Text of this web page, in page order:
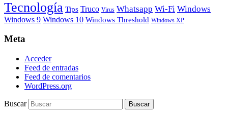
Tecnología Tips Truco Virus Whatsapp Wi-Fi Windows
Windows 9 Windows 10 Windows Threshold Windows XP
Meta
Acceder
Feed de entradas
Feed de comentarios
WordPress.org
Buscar